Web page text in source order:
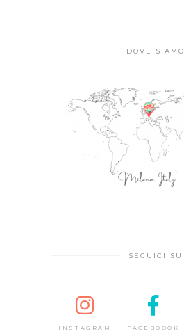
DOVE SIAMO
SEGUICI SU
INSTAGRAM FACEBOOOK